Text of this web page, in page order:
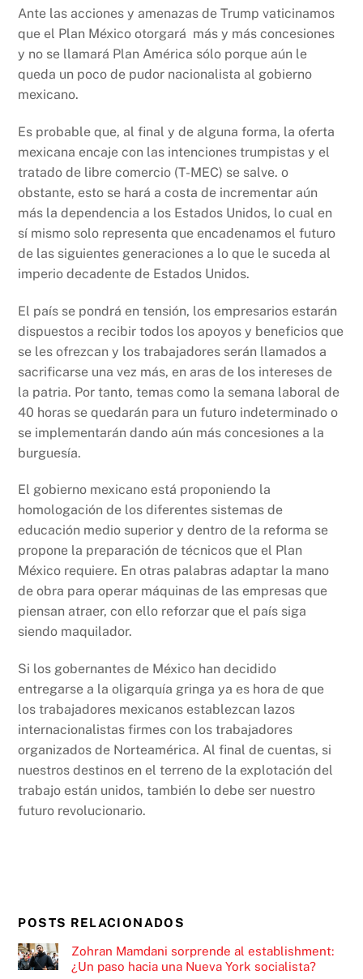
Ante las acciones y amenazas de Trump vaticinamos
que el Plan México otorgará más y más concesiones
y no se llamará Plan América sólo porque aún le
queda un poco de pudor nacionalista al gobierno
mexicano.
Es probable que, al final y de alguna forma, la oferta
mexicana encaje con las intenciones trumpistas y el
tratado de libre comercio (T-MEC) se salve. o
obstante, esto se hará a costa de incrementar aún
más la dependencia a los Estados Unidos, lo cual en
sí mismo solo representa que encadenamos el futuro
de las siguientes generaciones a lo que le suceda al
imperio decadente de Estados Unidos.
El país se pondrá en tensión, los empresarios estarán
dispuestos a recibir todos los apoyos y beneficios que
se les ofrezcan y los trabajadores serán llamados a
sacrificarse una vez más, en aras de los intereses de
la patria. Por tanto, temas como la semana laboral de
40 horas se quedarán para un futuro indeterminado o
se implementarán dando aún más concesiones a la
burguesía.
El gobierno mexicano está proponiendo la
homologación de los diferentes sistemas de
educación medio superior y dentro de la reforma se
propone la preparación de técnicos que el Plan
México requiere. En otras palabras adaptar la mano
de obra para operar máquinas de las empresas que
piensan atraer, con ello reforzar que el país siga
siendo maquilador.
Si los gobernantes de México han decidido
entregarse a la oligarquía gringa ya es hora de que
los trabajadores mexicanos establezcan lazos
internacionalistas firmes con los trabajadores
organizados de Norteamérica. Al final de cuentas, si
nuestros destinos en el terreno de la explotación del
trabajo están unidos, también lo debe ser nuestro
futuro revolucionario.
POSTS RELACIONADOS
Zohran Mamdani sorprende al establishment:
¿Un paso hacia una Nueva York socialista?